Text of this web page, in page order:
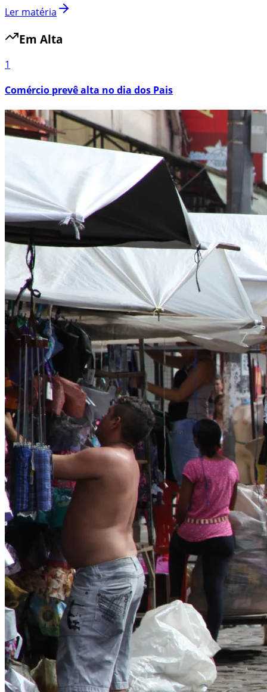
Ler matéria
Em Alta
1
Comércio prevê alta no dia dos Pais